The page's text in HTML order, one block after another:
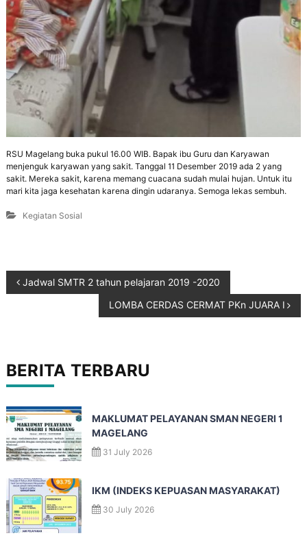
RSU Magelang buka pukul 16.00 WIB. Bapak ibu Guru dan Karyawan
menjenguk karyawan yang sakit. Tanggal 11 Desember 2019 ada 2 yang
sakit. Mereka sakit, karena memang cuacana sudah mulai hujan. Untuk itu
mari kita jaga kesehatan karena dingin udaranya. Semoga lekas sembuh.
Kegiatan Sosial
Jadwal SMTR 2 tahun pelajaran 2019 -2020
LOMBA CERDAS CERMAT PKn JUARA I
BERITA TERBARU
MAKLUMAT PELAYANAN SMAN NEGERI 1
MAGELANG
31 July 2026
IKM (INDEKS KEPUASAN MASYARAKAT)
30 July 2026